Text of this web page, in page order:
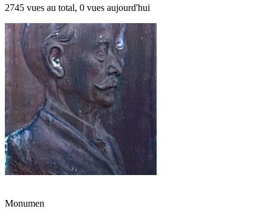
2745 vues au total, 0 vues aujourd'hui
Monumen